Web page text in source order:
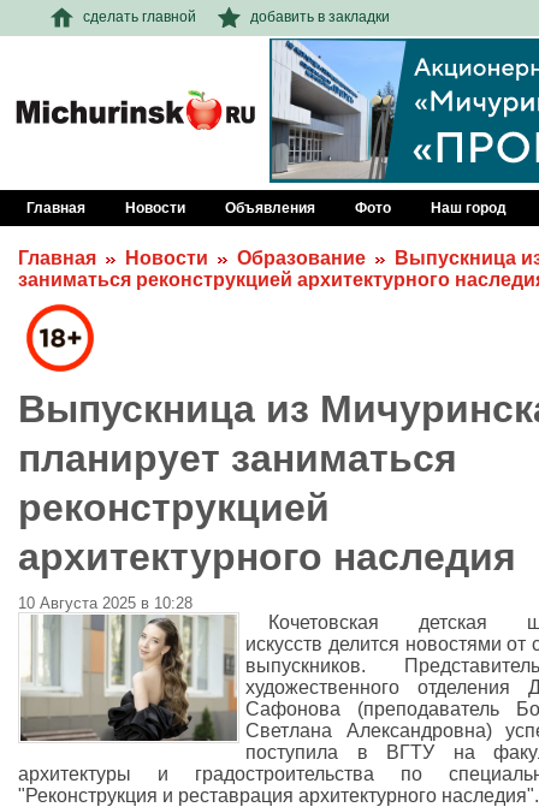
сделать главной добавить в закладки
Главная Новости Объявления Фото Наш город
Главная Новости Образование
Выпускница
заниматься реконструкцией архитектурного
Выпускница из
планирует заниматься
реконструкцией
архитектурного наследия
10 Августа 2025 в 10:28
Кочетовская детская
искусств делится новостями от
выпускников.
художественного отделения
Сафонова (преподаватель
Светлана Александровна)
поступила в ВГТУ на
архитектуры и градостроительства по
"Реконструкция и реставрация архитектурного наследия".